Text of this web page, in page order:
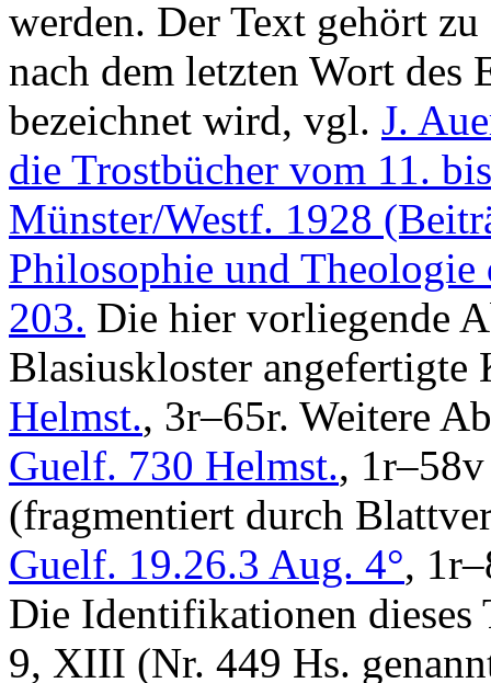
werden. Der Text gehört
nach dem letzten Wort des
bezeichnet wird, vgl. J.
die Trostbücher vom 11.
Münster/Westf. 1928
Philosophie und
203. Die hier vorliegende
Blasiuskloster
Helmst., 3r–65r. Weitere
Guelf. 730 Helmst.,
(fragmentiert durch
Guelf. 19.26.3 Aug. 4°,
Die Identifikationen dieses
9, XIII (Nr. 449 Hs.